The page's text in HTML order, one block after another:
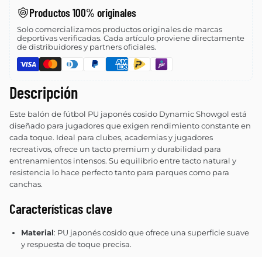
Productos 100% originales
Solo comercializamos productos originales de marcas
deportivas verificadas. Cada artículo proviene directamente
de distribuidores y partners oficiales.
Descripción
Este balón de fútbol PU japonés cosido Dynamic Showgol está
diseñado para jugadores que exigen rendimiento constante en
cada toque. Ideal para clubes, academias y jugadores
recreativos, ofrece un tacto premium y durabilidad para
entrenamientos intensos. Su equilibrio entre tacto natural y
resistencia lo hace perfecto tanto para parques como para
canchas.
Características clave
Material: PU japonés cosido que ofrece una superficie suave
y respuesta de toque precisa.